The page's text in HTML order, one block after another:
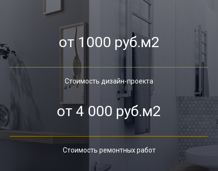
от 1000 руб.м2
Стоимость дизайн-проекта
от 4 000 руб.м2
Стоимость ремонтных работ